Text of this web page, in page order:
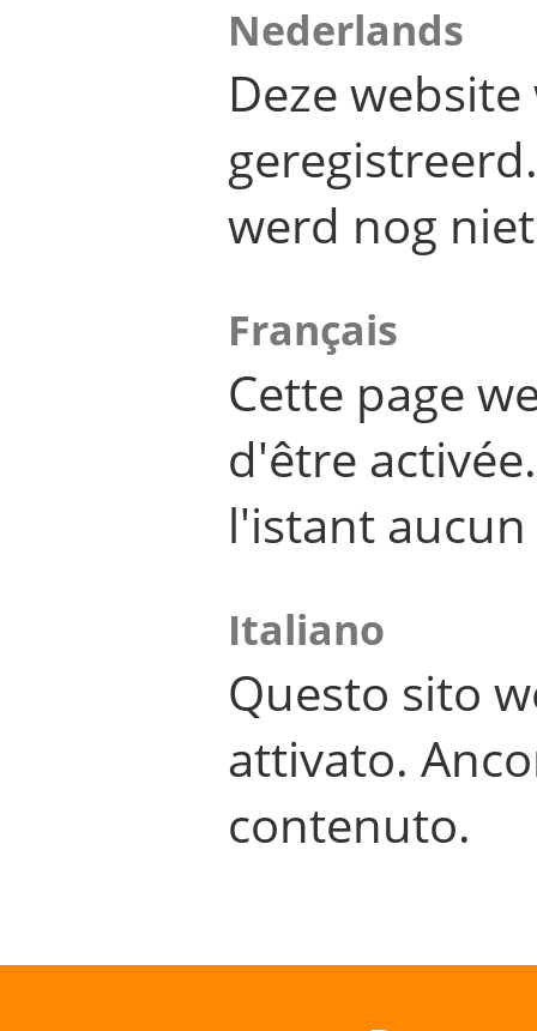
Nederlands
Deze
werd nog
Français
Cette page
d'être
l'istant
Italiano
Questo sito
attivato.
contenuto.